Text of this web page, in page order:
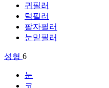
귀필러
턱필러
팔자필러
눈밑필러
성형 6
눈
코